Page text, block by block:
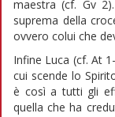
maestra (cf. Gv
suprema della
ovvero colui che
Infine Luca (cf. At
cui scende lo
è così a tutti gli
quella che ha